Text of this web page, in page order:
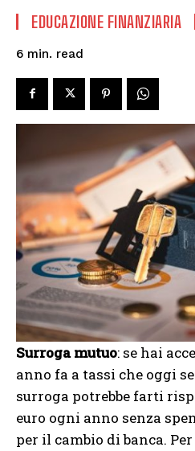
EDUCAZIONE FINANZIARIA
6 min. read
Surroga mutuo: se hai
anno fa a tassi che oggi
surroga potrebbe farti
euro ogni anno senza
per il cambio di banca.